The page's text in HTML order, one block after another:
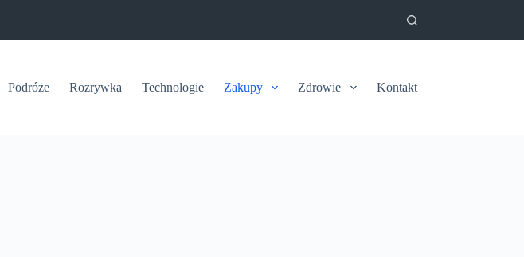
Podróże Rozrywka Technologie Zakupy Zdrowie Kontakt